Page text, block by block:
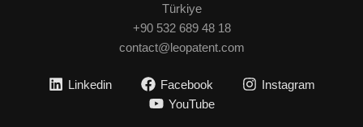
Türkiye
+90 532 689 48 18
contact@leopatent.com
Linkedin Facebook
Instagram
YouTube